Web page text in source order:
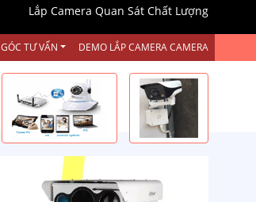
Lắp Camera Quan Sát Chất Lượng
GÓC TƯ VẤN DEMO LẮP CAMERA CAMERA